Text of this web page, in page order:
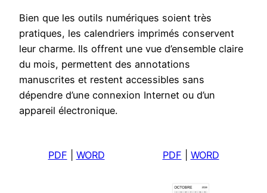
Bien que les outils numériques soient très
pratiques, les calendriers imprimés conservent
leur charme. Ils offrent une vue d’ensemble claire
du mois, permettent des annotations
manuscrites et restent accessibles sans
dépendre d’une connexion Internet ou d’un
appareil électronique.
PDF WORD PDF WORD